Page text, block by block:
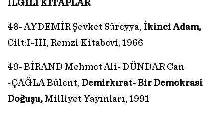
İLGİLİ KİTAPLAR
48- AYDEMİR Şevket Süreyya, İkinci Adam,
Cilt:I-III, Remzi Kitabevi, 1966
49- BİRAND Mehmet Ali- DÜNDAR Can
-ÇAĞLA Bülent, Demirkırat- Bir Demokrasi
Doğuşu, Milliyet Yayınları, 1991